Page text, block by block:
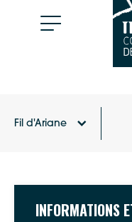
Fil d'Ariane
INFORMATIONS